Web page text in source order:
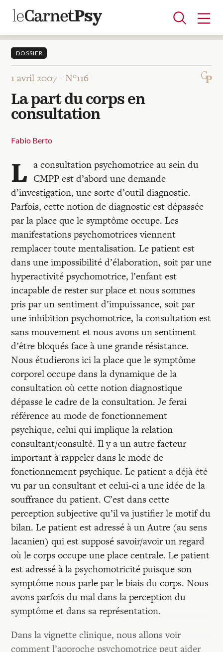
Articles
A la une
Adolescence
Dispositif
Enfance
Périnatalité
Psychanalyse
Psychopathologie
Soin
Dossiers
Blocs-notes
Recherches
Entretiens
Revues
Colloque
Mon panier
Mon compte
DOSSIER
1 avril 2007 -N°116
La part du corps en
consultation
Fabio Berto
L a consultation psychomotrice au sein du
CMPP est d’abord une demande
d’investigation, une sorte d’outil diagnostic.
Parfois, cette notion de diagnostic est dépassée
par la place que le symptôme occupe. Les
manifestations psychomotrices viennent
remplacer toute mentalisation. Le patient est
dans une impossibilité d’élaboration, soit par une
hyperactivité psychomotrice, l’enfant est
incapable de rester sur place et nous sommes
pris par un sentiment d’impuissance, soit par
une inhibition psychomotrice, la consultation est
sans mouvement et nous avons un sentiment
d’être bloqués face à une grande résistance.
Nous étudierons ici la place que le symptôme
corporel occupe dans la dynamique de la
consultation où cette notion diagnostique
dépasse le cadre de la consultation. Je ferai
référence au mode de fonctionnement
psychique, celui qui implique la relation
consultant/consulté. Il y a un autre facteur
important à rappeler dans le mode de
fonctionnement psychique. Le patient a déjà été
vu par un consultant et celui-ci a une idée de la
souffrance du patient. C’est dans cette
perception subjective qu’il va justifier le motif du
bilan. Le patient est adressé à un Autre (au sens
lacanien) qui est supposé savoir/avoir un regard
où le corps occupe une place centrale. Le patient
est adressé à la psychomotricité puisque son
symptôme nous parle par le biais du corps. Nous
avons parfois du mal dans la perception du
symptôme et dans sa représentation.
Dans la vignette clinique, nous allons voir
comment l’approche psychomotrice peut aider